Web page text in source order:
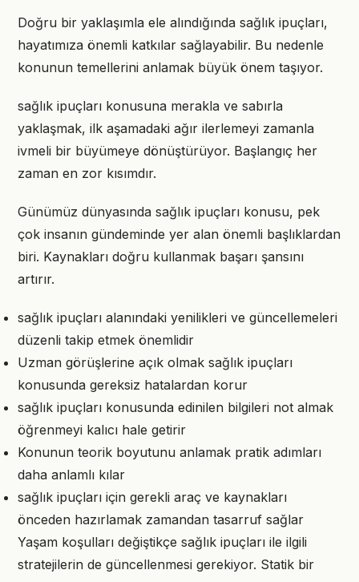
Doğru bir yaklaşımla ele alındığında sağlık ipuçları,
hayatımıza önemli katkılar sağlayabilir. Bu nedenle
konunun temellerini anlamak büyük önem taşıyor.
sağlık ipuçları konusuna merakla ve sabırla
yaklaşmak, ilk aşamadaki ağır ilerlemeyi zamanla
ivmeli bir büyümeye dönüştürüyor. Başlangıç her
zaman en zor kısımdır.
Günümüz dünyasında sağlık ipuçları konusu, pek
çok insanın gündeminde yer alan önemli başlıklardan
biri. Kaynakları doğru kullanmak başarı şansını
artırır.
sağlık ipuçları alanındaki yenilikleri ve güncellemeleri
düzenli takip etmek önemlidir
Uzman görüşlerine açık olmak sağlık ipuçları
konusunda gereksiz hatalardan korur
sağlık ipuçları konusunda edinilen bilgileri not almak
öğrenmeyi kalıcı hale getirir
Konunun teorik boyutunu anlamak pratik adımları
daha anlamlı kılar
sağlık ipuçları için gerekli araç ve kaynakları
önceden hazırlamak zamandan tasarruf sağlar
Yaşam koşulları değiştikçe sağlık ipuçları ile ilgili
stratejilerin de güncellenmesi gerekiyor. Statik bir